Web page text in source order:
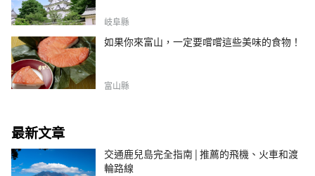
岐阜縣
如果你來富山，一定要嚐嚐這些美味的食物！
富山縣
最新文章
交通鹿兒島完全指南 | 推薦的飛機、火車和渡
輪路線